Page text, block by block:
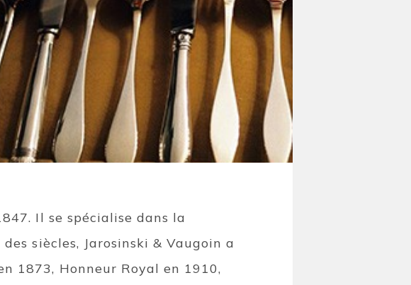
Il se spécialise dans la
siècles, Jarosinski & Vaugoin a
1873, Honneur Royal en 1910,